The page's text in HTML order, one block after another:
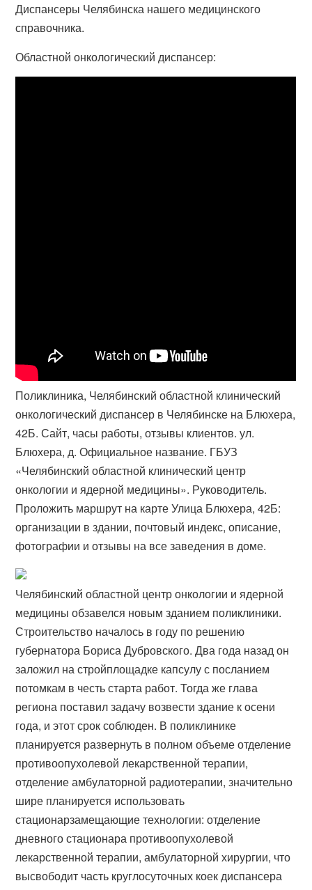
Диспансеры Челябинска нашего медицинского
справочника.
Областной онкологический диспансер:
Поликлиника, Челябинский областной клинический
онкологический диспансер в Челябинске на Блюхера,
42Б. Сайт, часы работы, отзывы клиентов. ул.
Блюхера, д. Официальное название. ГБУЗ
«Челябинский областной клинический центр
онкологии и ядерной медицины». Руководитель.
Проложить маршрут на карте Улица Блюхера, 42Б:
организации в здании, почтовый индекс, описание,
фотографии и отзывы на все заведения в доме.
Челябинский областной центр онкологии и ядерной
медицины обзавелся новым зданием поликлиники.
Строительство началось в году по решению
губернатора Бориса Дубровского. Два года назад он
заложил на стройплощадке капсулу с посланием
потомкам в честь старта работ. Тогда же глава
региона поставил задачу возвести здание к осени
года, и этот срок соблюден. В поликлинике
планируется развернуть в полном объеме отделение
противоопухолевой лекарственной терапии,
отделение амбулаторной радиотерапии, значительно
шире планируется использовать
стационарзамещающие технологии: отделение
дневного стационара противоопухолевой
лекарственной терапии, амбулаторной хирургии, что
высвободит часть круглосуточных коек диспансера